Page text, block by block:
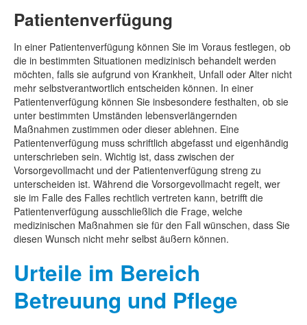
Patientenverfügung
In einer Patientenverfügung können Sie im Voraus festlegen, ob
die in bestimmten Situationen medizinisch behandelt werden
möchten, falls sie aufgrund von Krankheit, Unfall oder Alter nicht
mehr selbstverantwortlich entscheiden können. In einer
Patientenverfügung können Sie insbesondere festhalten, ob sie
unter bestimmten Umständen lebensverlängernden
Maßnahmen zustimmen oder dieser ablehnen. Eine
Patientenverfügung muss schriftlich abgefasst und eigenhändig
unterschrieben sein. Wichtig ist, dass zwischen der
Vorsorgevollmacht und der Patientenverfügung streng zu
unterscheiden ist. Während die Vorsorgevollmacht regelt, wer
sie im Falle des Falles rechtlich vertreten kann, betrifft die
Patientenverfügung ausschließlich die Frage, welche
medizinischen Maßnahmen sie für den Fall wünschen, dass Sie
diesen Wunsch nicht mehr selbst äußern können.
Urteile im Bereich
Betreuung und Pflege